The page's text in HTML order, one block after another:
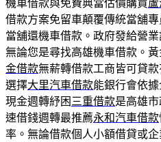
機車借款與免費典當估價購買
借款方案免留車顛覆傳統當舖專
當舖還機車借款。政府發給營
無論您是尋找高雄機車借款。
金借款無薪轉借款工商皆可貸
選擇大里汽車借款能銀行會依
現金週轉紓困 三重借款是高雄
速借錢週轉最推薦永和汽車借款
率。無論借款個人小額借貸或企